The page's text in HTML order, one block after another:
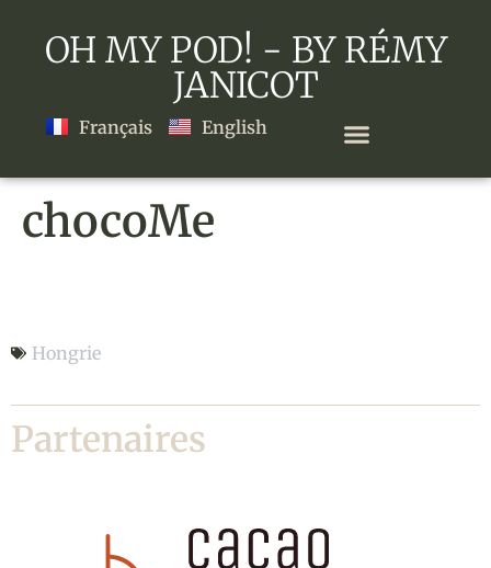
OH MY POD! - BY RÉMY
JANICOT
Français English
chocoMe
Hongrie
Partenaires